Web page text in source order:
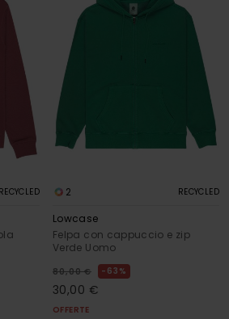
RECYCLED 2 RECYCLED
Lowcase
Felpa con cappuccio e zip
Verde Uomo
80,00 € 63%
30,00 €
OFFERTE